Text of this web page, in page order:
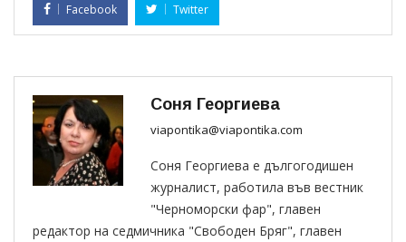
Facebook Twitter
Соня Георгиева
viapontika@viapontika.com
Соня Георгиева е дългогодишен
журналист, работила във вестник
"Черноморски фар", главен
редактор на седмичника "Свободен Бряг", главен